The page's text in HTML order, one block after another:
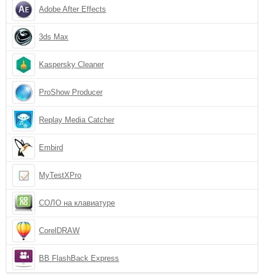
Adobe After Effects
3ds Max
Kaspersky Cleaner
ProShow Producer
Replay Media Catcher
Embird
MyTestXPro
СОЛО на клавиатуре
CorelDRAW
BB FlashBack Express